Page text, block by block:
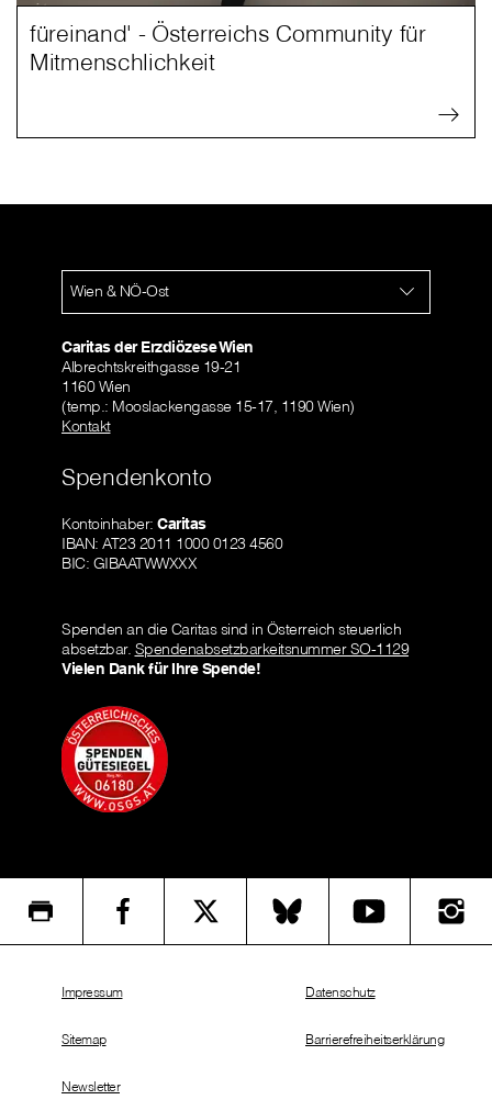
füreinand' - Österreichs Community für
Mitmenschlichkeit
Wien & NÖ-Ost
Caritas der Erzdiözese Wien
Albrechtskreithgasse 19-21
1160 Wien
(temp.: Mooslackengasse 15-17, 1190 Wien)
Kontakt
Spendenkonto
Kontoinhaber: Caritas
IBAN: AT23 2011 1000 0123 4560
BIC: GIBAATWWXXX
Spenden an die Caritas sind in Österreich steuerlich
absetzbar. Spendenabsetzbarkeitsnummer SO-1129
Vielen Dank für Ihre Spende!
Impressum
Sitemap
Newsletter
Datenschutz
Barrierefreiheitserklärung